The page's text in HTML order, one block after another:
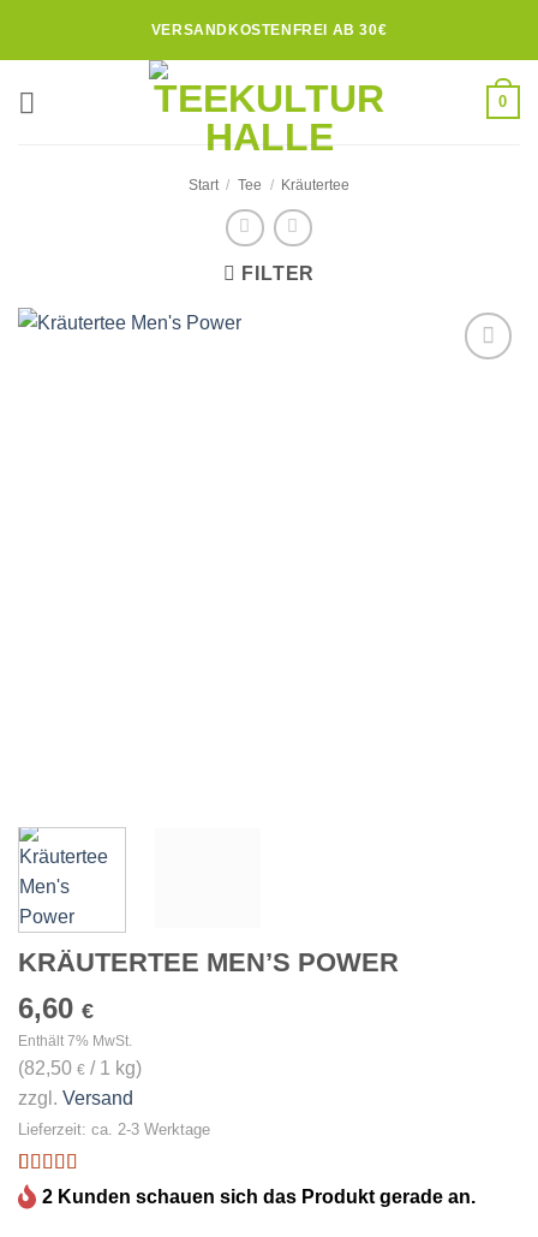
VERSANDKOSTENFREI AB 30€
0
Start / Tee / Kräutertee
FILTER
KRÄUTERTEE MEN’S POWER
6,60 €
Enthält 7% MwSt.
(82,50 € / 1 kg)
zzgl. Versand
Lieferzeit: ca. 2-3 Werktage
Bewertet
mit5 von 5,
1 2 Kunden schauen sich das Produkt gerade an.